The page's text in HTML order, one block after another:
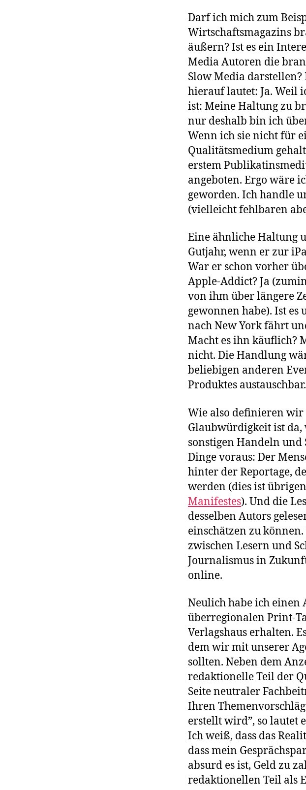
Darf ich mich zum
Wirtschaftsmagazins
äußern? Ist es ein
Media Autoren die
Slow Media
hierauf lautet: Ja. Weil
ist: Meine Haltung zu
nur deshalb bin ich
Wenn ich sie nicht für
Qualitätsmedium
erstem
angeboten. Ergo wäre
geworden. Ich handle
(vielleicht fehlbaren
Eine ähnliche Haltung
Gutjahr, wenn er zur
War er schon vorher
Apple-Addict? Ja
von ihm über längere
gewonnen habe). Ist
nach New York fährt
Macht es ihn käuflich?
nicht. Die Handlung
beliebigen anderen
Produktes austauschbar.
Wie also definieren
Glaubwürdigkeit ist
sonstigen Handeln und
Dinge voraus: Der
hinter der Reportage,
werden (dies ist
Manifestes). Und die
desselben Autors
einschätzen zu
zwischen Lesern und
Journalismus in
online.
Neulich habe ich
überregionalen Print-
Verlagshaus erhalten.
dem wir mit unserer
sollten. Neben dem
redaktionelle Teil der
Seite neutraler
Ihren
erstellt wird”, so lautet
Ich weiß, dass das
dass mein
absurd es ist, Geld zu
redaktionellen Teil als